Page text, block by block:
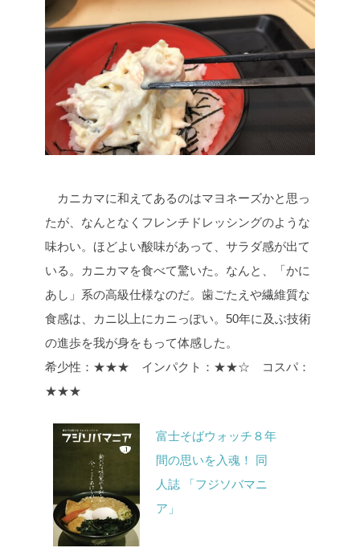
カニカマに和えてあるのはマヨネーズかと思っ
たが、なんとなくフレンチドレッシングのような
味わい。ほどよい酸味があって、サラダ感が出て
いる。カニカマを食べて驚いた。なんと、「かに
あし」系の高級仕様なのだ。歯ごたえや繊維質な
食感は、カニ以上にカニっぽい。50年に及ぶ技術
の進歩を我が身をもって体感した。
希少性：★★★ インパクト：★★☆ コスパ：
★★★
富士そばウォッチ８年
間の思いを入魂！ 同
人誌 「フジソバマニ
ア」